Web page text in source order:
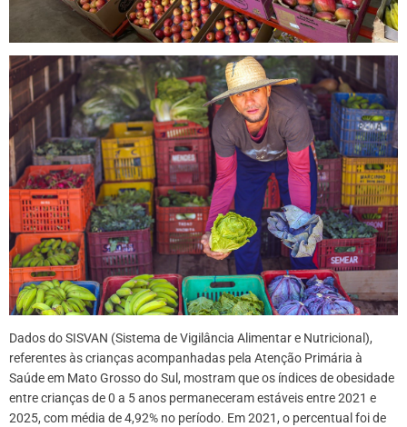
Dados do SISVAN (Sistema de Vigilância Alimentar e Nutricional),
referentes às crianças acompanhadas pela Atenção Primária à
Saúde em Mato Grosso do Sul, mostram que os índices de obesidade
entre crianças de 0 a 5 anos permaneceram estáveis entre 2021 e
2025, com média de 4,92% no período. Em 2021, o percentual foi de